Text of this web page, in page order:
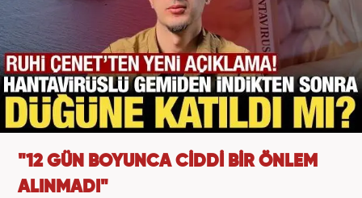
"12 GÜN BOYUNCA CİDDİ BİR ÖNLEM
ALINMADI"